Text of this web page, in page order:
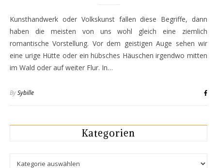
Kunsthandwerk oder Volkskunst fallen diese Begriffe, dann
haben die meisten von uns wohl gleich eine ziemlich
romantische Vorstellung. Vor dem geistigen Auge sehen wir
eine urige Hütte oder ein hübsches Häuschen irgendwo mitten
im Wald oder auf weiter Flur. In…
BySybille
Kategorien